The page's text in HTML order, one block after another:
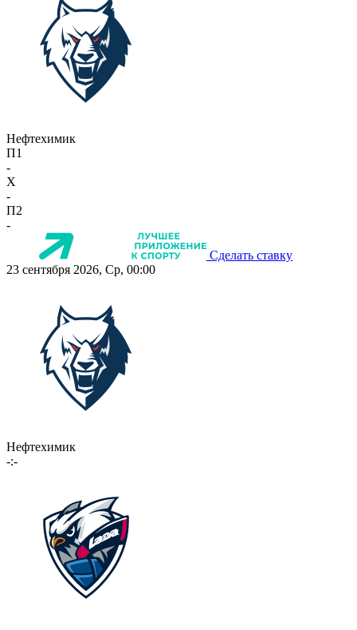
Нефтехимик
П1
-
X
-
П2
-
Сделать ставку
23 сентября 2026, Ср, 00:00
Нефтехимик
-:-